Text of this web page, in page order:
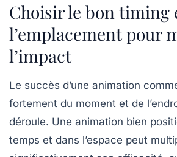
Choisir le bon timing
l’emplacement pour
l’impact
Le succès d’une animation
fortement du moment et de
déroule. Une animation bien
temps et dans l’espace peut